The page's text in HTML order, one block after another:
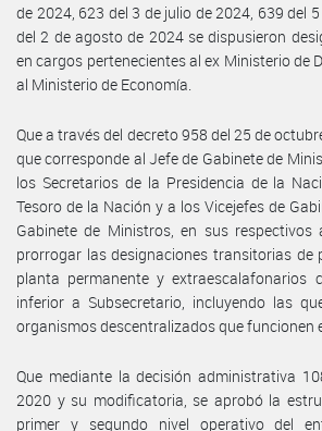
de 2024, 623 del 3 de julio de 2024, 639 del
del 2 de agosto de 2024 se dispusieron
en cargos pertenecientes al ex Ministerio de
al Ministerio de Economía.
Que a través del decreto 958 del 25 de
que corresponde al Jefe de Gabinete de
los Secretarios de la Presidencia de la
Tesoro de la Nación y a los Vicejefes de
Gabinete de Ministros, en sus
prorrogar las designaciones transitorias de
planta permanente y extraescalafonarios
inferior a Subsecretario, incluyendo las
organismos descentralizados que funcionen
Que mediante la decisión administrativa
2020 y su modificatoria, se aprobó la
primer y segundo nivel operativo del